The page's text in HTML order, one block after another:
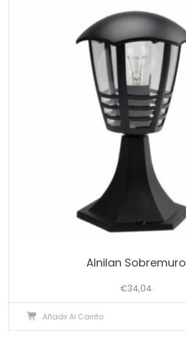
Alnilan Sobremuro
€34,04
Añadir Al Carrito